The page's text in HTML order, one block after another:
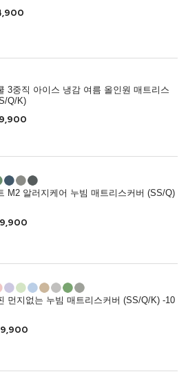
3중직 아이스 냉감 여름 올인원 매트리스
Q/K)
M2 알러지케어 누빔 매트리스커버 (SS/Q)
먼지없는 누빔 매트리스커버 (SS/Q/K) -10